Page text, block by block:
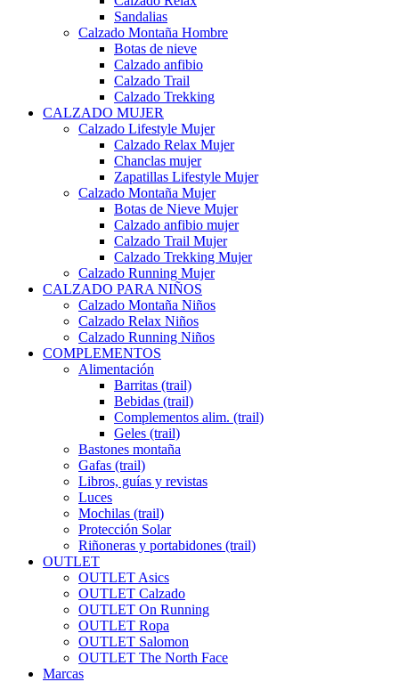
Sandalias
Calzado Montaña Hombre
Botas de nieve
Calzado anfibio
Calzado Trail
Calzado Trekking
CALZADO MUJER
Calzado Lifestyle Mujer
Calzado Relax Mujer
Chanclas mujer
Zapatillas Lifestyle Mujer
Calzado Montaña Mujer
Botas de Nieve Mujer
Calzado anfibio mujer
Calzado Trail Mujer
Calzado Trekking Mujer
Calzado Running Mujer
CALZADO PARA NIÑOS
Calzado Montaña Niños
Calzado Relax Niños
Calzado Running Niños
COMPLEMENTOS
Alimentación
Barritas (trail)
Bebidas (trail)
Complementos alim. (trail)
Geles (trail)
Bastones montaña
Gafas (trail)
Libros, guías y revistas
Luces
Mochilas (trail)
Protección Solar
Riñoneras y portabidones (trail)
OUTLET
OUTLET Asics
OUTLET Calzado
OUTLET On Running
OUTLET Ropa
OUTLET Salomon
OUTLET The North Face
Marcas